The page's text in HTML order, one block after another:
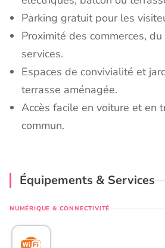
Parking gratuit pour les
Proximité des commerces,
services.
Espaces de convivialité et
terrasse aménagée.
Accès facile en voiture et en
commun.
Équipements & Services
NUMÉRIQUE & CONNECTIVITÉ